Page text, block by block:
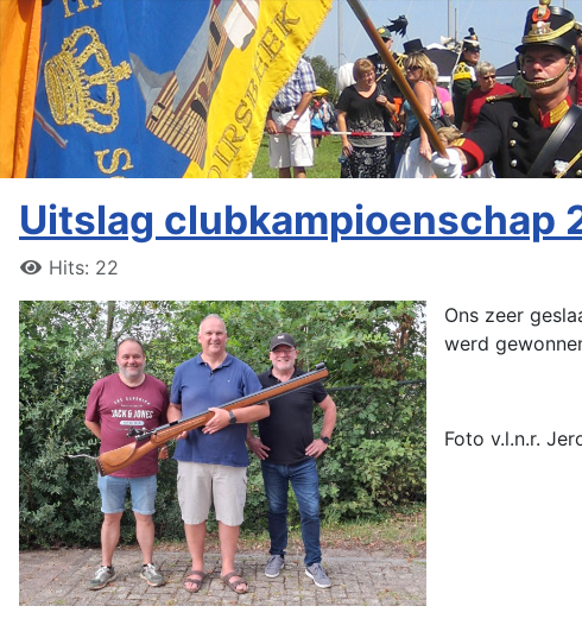
Uitslag clubkampioenschap
Hits: 22
Ons zeer
werd
Foto v.l.n.r.